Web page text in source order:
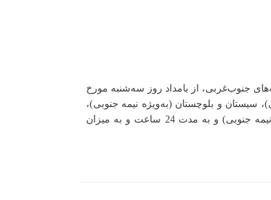
جنوب‌غربی، از بامداد روز سه‌‌شنبه مورخ
میلی‌متر در استان‌‌‌های هرمزگان (نوار ساحلی)، سیستان و بلوچستان (به‌ویژه نیمه جنوبی)،
کرمان (به‌ویژه نیمه جنوبی) و فارس (به‌ویژه نیمه جنوبی) و به میزان تقریبی (تجمعی حداکثر نقطه‌ای) 50 تا 80 میلی‌متر در استان یزد (به‌ویژه نیمه جنوبی) و به مدت 24 ساعت و به میزان